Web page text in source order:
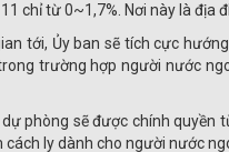
chỉ từ 0~1,7%. Nơi này là
tới, Ủy ban sẽ tích cực
trường hợp người nước
phòng sẽ được chính quyền
cách ly dành cho người nước